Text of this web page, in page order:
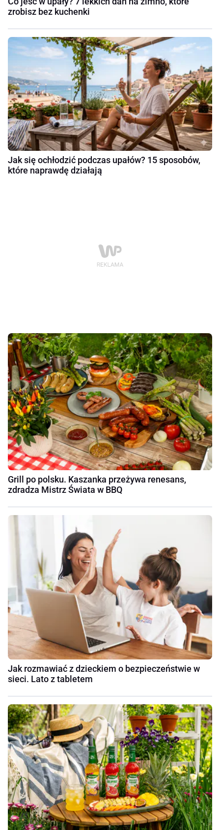
zrobisz bez kuchenki
Jak się ochłodzić podczas upałów? 15 sposobów,
które naprawdę działają
Grill po polsku. Kaszanka przeżywa renesans,
zdradza Mistrz Świata w BBQ
Jak rozmawiać z dzieckiem o bezpieczeństwie w
sieci. Lato z tabletem